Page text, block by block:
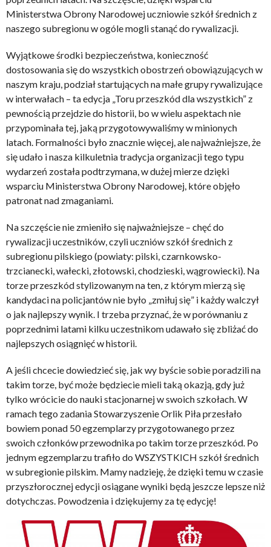
Ministerstwa Obrony Narodowej uczniowie szkół średnich z
naszego subregionu w ogóle mogli stanąć do rywalizacji.
Wyjątkowe środki bezpieczeństwa, konieczność
dostosowania się do wszystkich obostrzeń obowiązujących w
naszym kraju, podział startujących na małe grupy rywalizujące
w interwałach – ta edycja „Toru przeszkód dla wszystkich” z
pewnością przejdzie do historii, bo w wielu aspektach nie
przypominała tej, jaką przygotowywaliśmy w minionych
latach. Formalności było znacznie więcej, ale najważniejsze, że
się udało i nasza kilkuletnia tradycja organizacji tego typu
wydarzeń została podtrzymana, w dużej mierze dzięki
wsparciu Ministerstwa Obrony Narodowej, które objęło
patronat nad zmaganiami.
Na szczęście nie zmieniło się najważniejsze – chęć do
rywalizacji uczestników, czyli uczniów szkół średnich z
subregionu pilskiego (powiaty: pilski, czarnkowsko-
trzcianecki, wałecki, złotowski, chodzieski, wągrowiecki). Na
torze przeszkód stylizowanym na ten, z którym mierzą się
kandydaci na policjantów nie było „zmiłuj się” i każdy walczył
o jak najlepszy wynik. I trzeba przyznać, że w porównaniu z
poprzednimi latami kilku uczestnikom udawało się zbliżać do
najlepszych osiągnięć w historii.
A jeśli chcecie dowiedzieć się, jak wy byście sobie poradzili na
takim torze, być może będziecie mieli taką okazją, gdy już
tylko wrócicie do nauki stacjonarnej w swoich szkołach. W
ramach tego zadania Stowarzyszenie Orlik Piła przesłało
bowiem ponad 50 egzemplarzy przygotowanego przez
swoich członków przewodnika po takim torze przeszkód. Po
jednym egzemplarzu trafiło do WSZYSTKICH szkół średnich
w subregionie pilskim. Mamy nadzieję, że dzięki temu w czasie
przyszłorocznej edycji osiągane wyniki będą jeszcze lepsze niż
dotychczas. Powodzenia i dziękujemy za tę edycję!